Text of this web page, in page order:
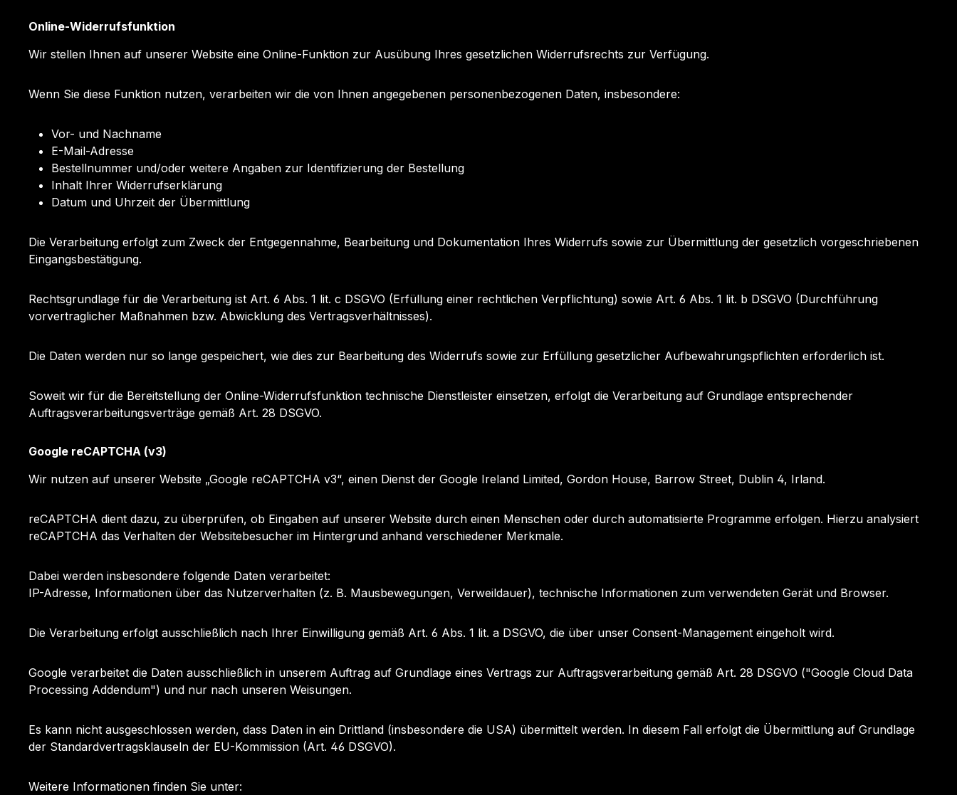
Online-Widerrufsfunktion
Wir stellen Ihnen auf unserer Website eine Online-Funktion zur Ausübung Ihres gesetzlichen Widerrufsrechts zur Verfügung.
Wenn Sie diese Funktion nutzen, verarbeiten wir die von Ihnen angegebenen personenbezogenen Daten, insbesondere:
Vor- und Nachname
E-Mail-Adresse
Bestellnummer und/oder weitere Angaben zur Identifizierung der Bestellung
Inhalt Ihrer Widerrufserklärung
Datum und Uhrzeit der Übermittlung
Die Verarbeitung erfolgt zum Zweck der Entgegennahme, Bearbeitung und Dokumentation Ihres Widerrufs sowie zur Übermittlung der gesetzlich vorgeschriebenen
Eingangsbestätigung.
Rechtsgrundlage für die Verarbeitung ist Art. 6 Abs. 1 lit. c DSGVO (Erfüllung einer rechtlichen Verpflichtung) sowie Art. 6 Abs. 1 lit. b DSGVO (Durchführung
vorvertraglicher Maßnahmen bzw. Abwicklung des Vertragsverhältnisses).
Die Daten werden nur so lange gespeichert, wie dies zur Bearbeitung des Widerrufs sowie zur Erfüllung gesetzlicher Aufbewahrungspflichten erforderlich ist.
Soweit wir für die Bereitstellung der Online-Widerrufsfunktion technische Dienstleister einsetzen, erfolgt die Verarbeitung auf Grundlage entsprechender
Auftragsverarbeitungsverträge gemäß Art. 28 DSGVO.
Google reCAPTCHA (v3)
Wir nutzen auf unserer Website „Google reCAPTCHA v3“, einen Dienst der Google Ireland Limited, Gordon House, Barrow Street, Dublin 4, Irland.
reCAPTCHA dient dazu, zu überprüfen, ob Eingaben auf unserer Website durch einen Menschen oder durch automatisierte Programme erfolgen. Hierzu analysiert
reCAPTCHA das Verhalten der Websitebesucher im Hintergrund anhand verschiedener Merkmale.
Dabei werden insbesondere folgende Daten verarbeitet:
IP-Adresse, Informationen über das Nutzerverhalten (z. B. Mausbewegungen, Verweildauer), technische Informationen zum verwendeten Gerät und Browser.
Die Verarbeitung erfolgt ausschließlich nach Ihrer Einwilligung gemäß Art. 6 Abs. 1 lit. a DSGVO, die über unser Consent-Management eingeholt wird.
Google verarbeitet die Daten ausschließlich in unserem Auftrag auf Grundlage eines Vertrags zur Auftragsverarbeitung gemäß Art. 28 DSGVO ("Google Cloud Data
Processing Addendum") und nur nach unseren Weisungen.
Es kann nicht ausgeschlossen werden, dass Daten in ein Drittland (insbesondere die USA) übermittelt werden. In diesem Fall erfolgt die Übermittlung auf Grundlage
der Standardvertragsklauseln der EU-Kommission (Art. 46 DSGVO).
Weitere Informationen finden Sie unter: